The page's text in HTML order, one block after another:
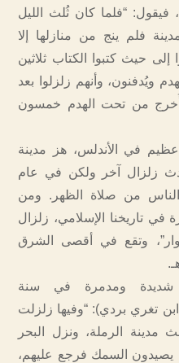
فيقول: “فلما كان ثُلث الليل
فلم ينج من منازلها إلا
إلى حيث كتبوا الكتاب ثلاثين
ويُدفنون، وأنهم زلزلوا بعد
من تحت الهدم خمسون
عظيم في الأندلس، هز مدينة
زلزال آخر ولكن في عام
الناس من صلاة الظهر. ومن
في تاريخنا الإسلامي، زلزال
وتقع في أقصى الشرق
شديدة ومدمرة في سنة
(ابن تغري بردي): “وفيها زلزلت
مدينة الرملة، ونزل البحر
يصيدون السمك فرجع عليهم،